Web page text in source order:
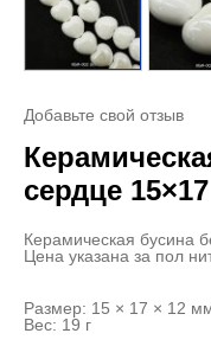
Добавьте свой отзыв
сердце
Керамическая бусина
Цена указана за пол
Размер: 15 × 17 × 12
Вес: 19 г